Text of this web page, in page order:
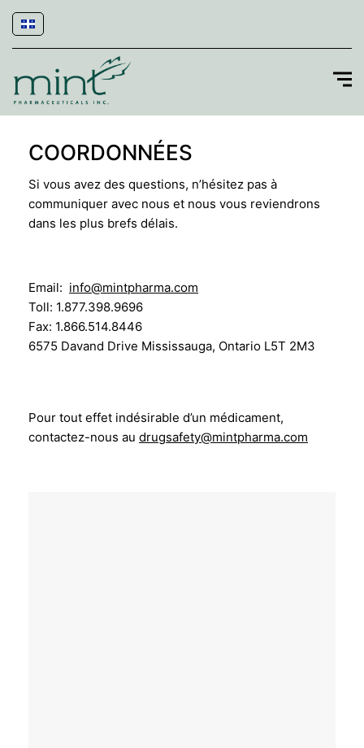
COORDONNÉES
Si vous avez des questions, n’hésitez pas à
communiquer avec nous et nous vous reviendrons
dans les plus brefs délais.
Email: info@mintpharma.com
Toll: 1.877.398.9696
Fax: 1.866.514.8446
6575 Davand Drive Mississauga, Ontario L5T 2M3
Pour tout effet indésirable d’un médicament,
contactez-nous au drugsafety@mintpharma.com